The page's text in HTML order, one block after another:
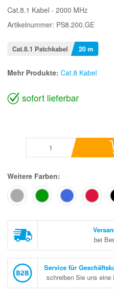
Cat.8.1 Kabel - 2000 MHz
Artikelnummer: PS8.200.GE
Cat.8.1 Patchkabel 20 m
Mehr Produkte: Cat.8 Kabel
sofort lieferbar
Weitere Farben:
bei
Service für
schreiben Sie uns eine